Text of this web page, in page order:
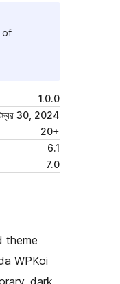
of
1.0.0
30, 2024
20+
6.1
7.0
theme
WPKoi